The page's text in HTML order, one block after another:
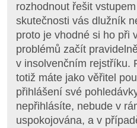
rozhodnout řešit
skutečnosti vás dlužník
proto je vhodné si ho při
problémů začít
v insolvenčním rejstříku.
totiž máte jako věřitel
přihlášení své
nepřihlásíte, nebude v
uspokojována, a v